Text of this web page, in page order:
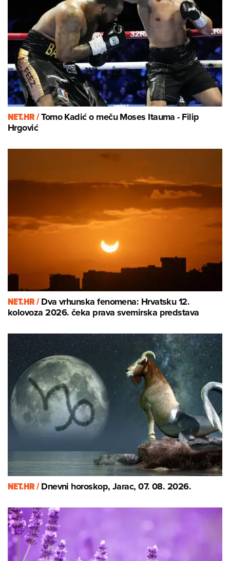
NET.HR /Tomo Kadić o meču Moses Itauma - Filip
Hrgović
NET.HR /Dva vrhunska fenomena: Hrvatsku 12.
kolovoza 2026. čeka prava svemirska predstava
NET.HR /Dnevni horoskop, Jarac, 07. 08. 2026.